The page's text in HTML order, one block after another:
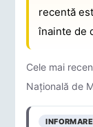
recentă
înainte de
Cele mai
Națională de
INFORMARE